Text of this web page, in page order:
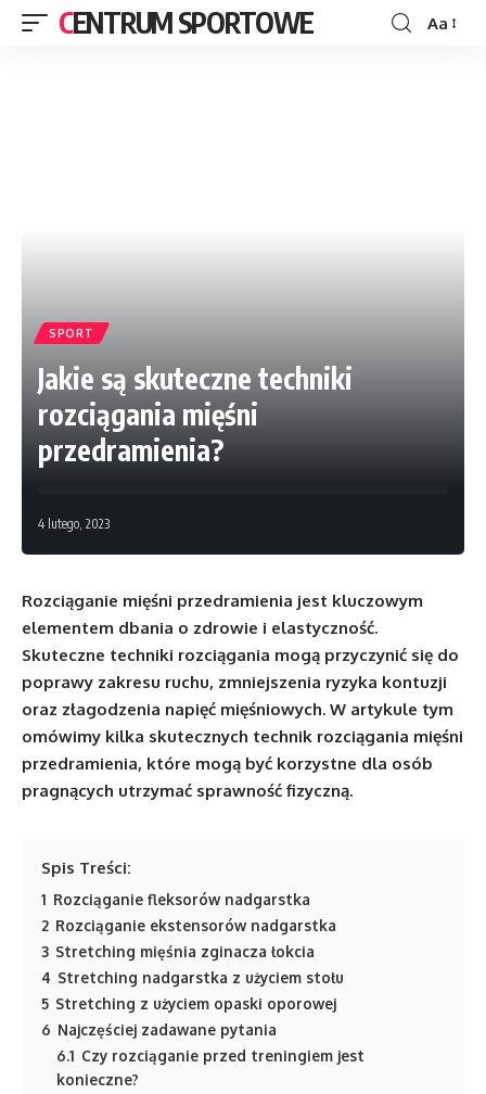
CENTRUM SPORTOWE Aa
SPORT
Jakie są skuteczne techniki
rozciągania mięśni
przedramienia?
4 lutego, 2023
Rozciąganie mięśni przedramienia jest kluczowym
elementem dbania o zdrowie i elastyczność.
Skuteczne techniki rozciągania mogą przyczynić się do
poprawy zakresu ruchu, zmniejszenia ryzyka kontuzji
oraz złagodzenia napięć mięśniowych. W artykule tym
omówimy kilka skutecznych technik rozciągania mięśni
przedramienia, które mogą być korzystne dla osób
pragnących utrzymać sprawność fizyczną.
Spis Treści:
1 Rozciąganie fleksorów nadgarstka
2 Rozciąganie ekstensorów nadgarstka
3 Stretching mięśnia zginacza łokcia
4 Stretching nadgarstka z użyciem stołu
5 Stretching z użyciem opaski oporowej
6 Najczęściej zadawane pytania
6.1 Czy rozciąganie przed treningiem jest
konieczne?